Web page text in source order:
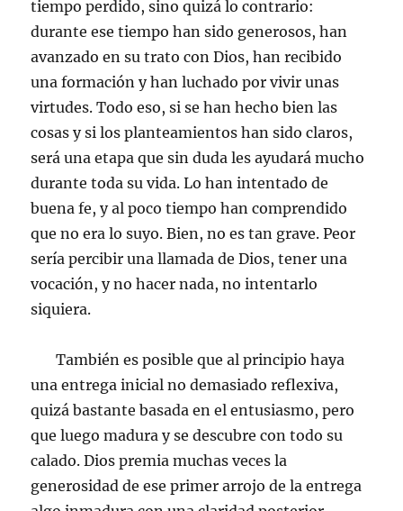
tiempo perdido, sino quizá lo contrario:
durante ese tiempo han sido generosos, han
avanzado en su trato con Dios, han recibido
una formación y han luchado por vivir unas
virtudes. Todo eso, si se han hecho bien las
cosas y si los planteamientos han sido claros,
será una etapa que sin duda les ayudará mucho
durante toda su vida. Lo han intentado de
buena fe, y al poco tiempo han comprendido
que no era lo suyo. Bien, no es tan grave. Peor
sería percibir una llamada de Dios, tener una
vocación, y no hacer nada, no intentarlo
siquiera.
También es posible que al principio haya
una entrega inicial no demasiado reflexiva,
quizá bastante basada en el entusiasmo, pero
que luego madura y se descubre con todo su
calado. Dios premia muchas veces la
generosidad de ese primer arrojo de la entrega